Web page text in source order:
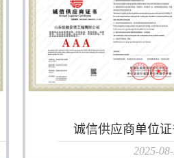
诚信供应商单位
2025-